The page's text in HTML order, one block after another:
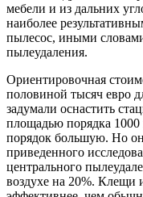
мебели и из дальних
наиболее
пылесос, иными
пылеудаления.
Ориентировочная
половиной тысяч евро
задумали оснастить
площадью порядка 1000
порядок большую. Но
приведенного
центрального
воздухе на 20%. Клещи